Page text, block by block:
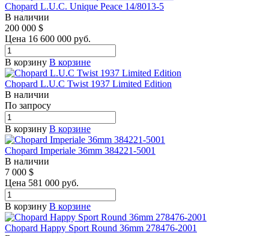
Chopard L.U.C. Unique Peace 14/8013-5
В наличии
200 000 $
Цена 16 600 000 руб.
В корзину В корзине
Chopard L.U.C Twist 1937 Limited Edition
В наличии
По запросу
В корзину В корзине
Chopard Imperiale 36mm 384221-5001
В наличии
7 000 $
Цена 581 000 руб.
В корзину В корзине
Chopard Happy Sport Round 36mm 278476-2001